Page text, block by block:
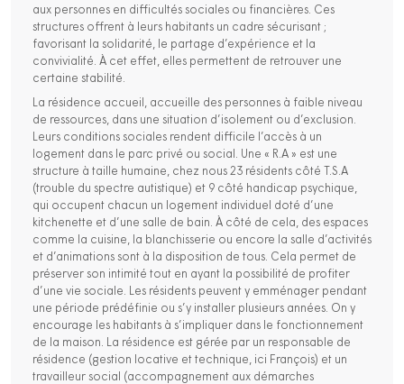
aux personnes en difficultés sociales ou financières. Ces
structures offrent à leurs habitants un cadre sécurisant ;
favorisant la solidarité, le partage d’expérience et la
convivialité. À cet effet, elles permettent de retrouver une
certaine stabilité.
La résidence accueil, accueille des personnes à faible niveau
de ressources, dans une situation d’isolement ou d’exclusion.
Leurs conditions sociales rendent difficile l’accès à un
logement dans le parc privé ou social. Une « R.A » est une
structure à taille humaine, chez nous 23 résidents côté T.S.A
(trouble du spectre autistique) et 9 côté handicap psychique,
qui occupent chacun un logement individuel doté d’une
kitchenette et d’une salle de bain. À côté de cela, des espaces
comme la cuisine, la blanchisserie ou encore la salle d’activités
et d’animations sont à la disposition de tous. Cela permet de
préserver son intimité tout en ayant la possibilité de profiter
d’une vie sociale. Les résidents peuvent y emménager pendant
une période prédéfinie ou s’y installer plusieurs années. On y
encourage les habitants à s’impliquer dans le fonctionnement
de la maison. La résidence est gérée par un responsable de
résidence (gestion locative et technique, ici François) et un
travailleur social (accompagnement aux démarches